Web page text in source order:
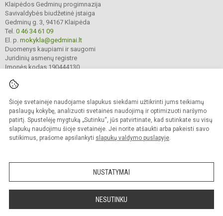
Šioje svetainėje naudojame slapukus siekdami užtikrinti jums teikiamų
paslaugų kokybę, analizuoti svetainės naudojimą ir optimizuoti naršymo
patirtį. Spustelėję mygtuką „Sutinku“, jūs patvirtinate, kad sutinkate su visų
slapukų naudojimu šioje svetainėje. Jei norite atšaukti arba pakeisti savo
sutikimus, prašome apsilankyti slapukų valdymo puslapyje.
NUSTATYMAI
NESUTINKU
Klaipėdos Gedminų progimnazija
Savivaldybės biudžetinė įstaiga
Gedminų g. 3, 94167 Klaipėda
Tel. 0 46 34 61 09
El. p. mokykla@gedminai.lt
Duomenys kaupiami ir saugomi
Juridinių asmenų registre
Įmonės kodas 190444130
© 2025. Klaipėdos Gedminų progimnazija. Visos teisės saugomos.
Kopijuoti turinį be raštiško įstaigos administracijos sutikimo griežtai draudžiama.
Prieinamumo paraiška Slapukų valdymas
Sumanus būdas atnaujinti